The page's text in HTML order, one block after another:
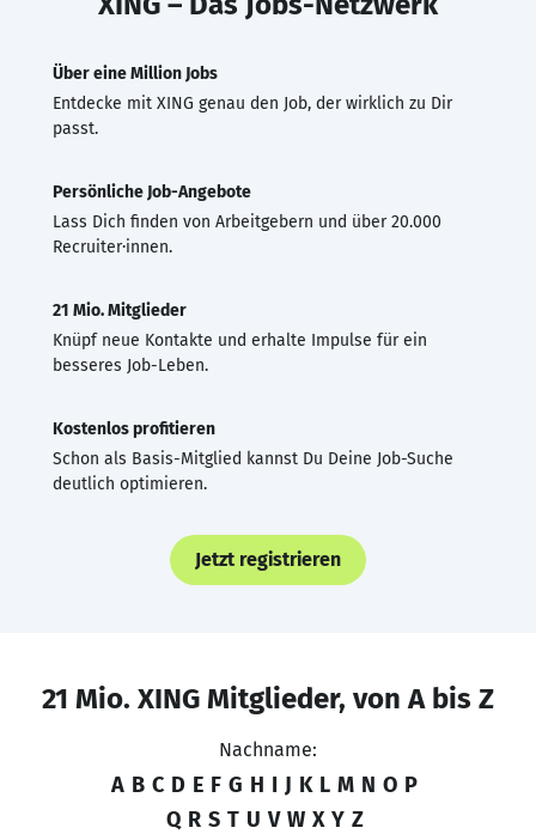
Über eine Million Jobs
Entdecke mit XING genau den Job, der wirklich zu Dir
passt.
Persönliche Job-Angebote
Lass Dich finden von Arbeitgebern und über 20.000
Recruiter·innen.
21 Mio. Mitglieder
Knüpf neue Kontakte und erhalte Impulse für ein
besseres Job-Leben.
Kostenlos profitieren
Schon als Basis-Mitglied kannst Du Deine Job-Suche
deutlich optimieren.
Jetzt registrieren
21 Mio. XING Mitglieder, von A bis Z
Nachname:
A B C D E F G H I J K L M N O P
Q R S T U V W X Y Z